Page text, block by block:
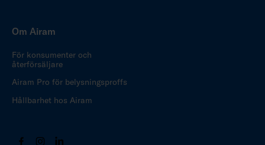
Om Airam
För konsumenter och
återförsäljare
Airam Pro för belysningsproffs
Hållbarhet hos Airam